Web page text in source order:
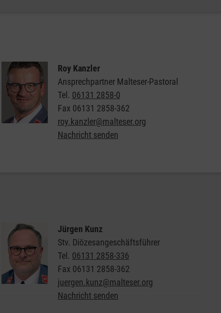
Roy Kanzler
Ansprechpartner Malteser-Pastoral
Tel. 06131 2858-0
Fax 06131 2858-362
roy.kanzler@malteser.org
Nachricht senden
Jürgen Kunz
Stv. Diözesangeschäftsführer
Tel. 06131 2858-336
Fax 06131 2858-362
juergen.kunz@malteser.org
Nachricht senden